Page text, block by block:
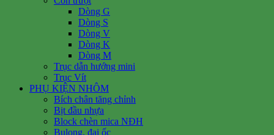
Dòng G
Dòng S
Dòng V
Dòng K
Dòng M
Trục dẫn hướng mini
Trục Vít
PHỤ KIỆN NHÔM
Bích chân tăng chỉnh
Bịt đầu nhựa
Block chèn mica NĐH
Bulong, đai ốc